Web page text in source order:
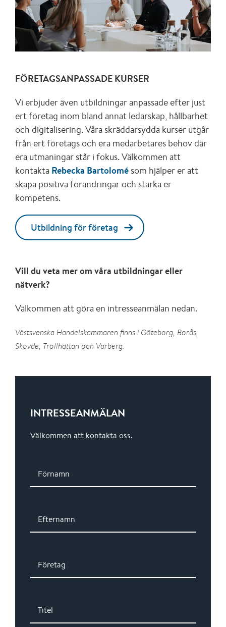
FÖRETAGSANPASSADE KURSER
Vi erbjuder även utbildningar anpassade efter just
ert företag inom bland annat ledarskap, hållbarhet
och digitalisering. Våra skräddarsydda kurser utgår
från ert företags och era medarbetares behov där
era utmaningar står i fokus. Välkommen att
kontakta Rebecka Bartolomé som hjälper er att
skapa positiva förändringar och stärka er
kompetens.
Utbildning för företag
Vill du veta mer om våra utbildningar eller
nätverk?
Välkommen att göra en intresseanmälan nedan.
Västsvenska Handelskammaren finns i Göteborg, Borås,
Skövde, Trollhättan och Varberg.
INTRESSEANMÄLAN
Välkommen att kontakta oss.
Förnamn
Efternamn
Företag
Titel